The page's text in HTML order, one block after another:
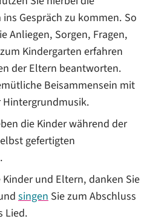
Gespräch zu kommen. So
Anliegen, Sorgen, Fragen,
Kindergarten erfahren
der Eltern beantworten.
Beisammensein mit
die Kinder während der
gefertigten
und Eltern, danken Sie
singenSie zum Abschluss
Lied.